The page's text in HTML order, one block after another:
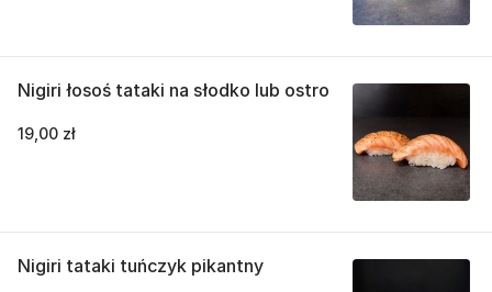
Nigiri łosoś tataki na słodko lub ostro
19,00 zł
Nigiri tataki tuńczyk pikantny